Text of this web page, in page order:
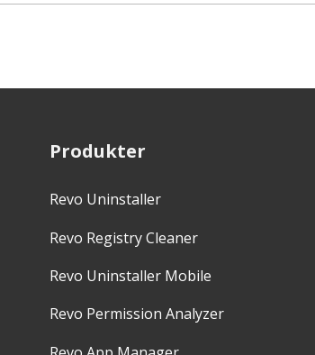
Produkter
Revo Uninstaller
Revo Registry Cleaner
Revo Uninstaller Mobile
Revo Permission Analyzer